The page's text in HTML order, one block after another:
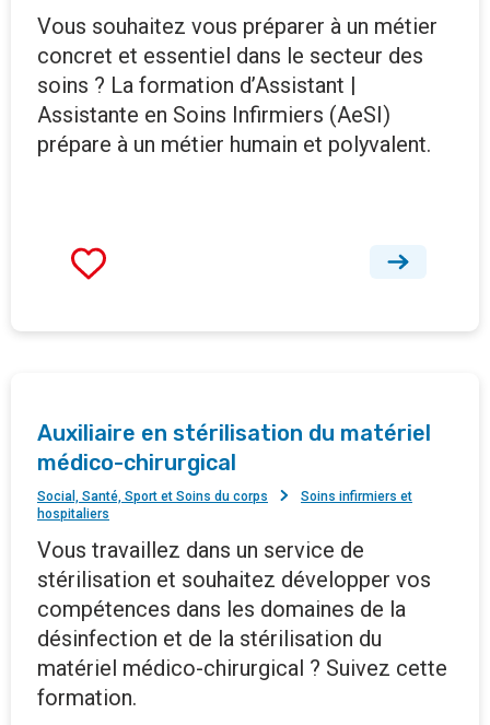
Vous souhaitez vous préparer à un métier
concret et essentiel dans le secteur des
soins ? La formation d’Assistant |
Assistante en Soins Infirmiers (AeSI)
prépare à un métier humain et polyvalent.
Auxiliaire en stérilisation du matériel
médico-chirurgical
Social, Santé, Sport et Soins du corps
Soins infirmiers et
hospitaliers
Vous travaillez dans un service de
stérilisation et souhaitez développer vos
compétences dans les domaines de la
désinfection et de la stérilisation du
matériel médico-chirurgical ? Suivez cette
formation.